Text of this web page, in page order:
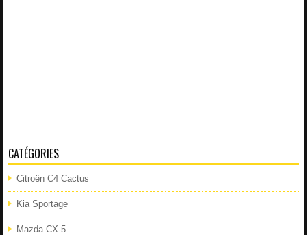
CATÉGORIES
Citroën C4 Cactus
Kia Sportage
Mazda CX-5